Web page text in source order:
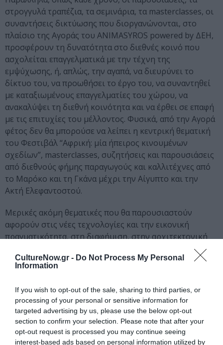
CultureNow.gr - Do Not Process My Personal
Information
If you wish to opt-out of the sale, sharing to third parties, or
processing of your personal or sensitive information for
targeted advertising by us, please use the below opt-out
section to confirm your selection. Please note that after your
opt-out request is processed you may continue seeing
interest-based ads based on personal information utilized by
στρογγυλά τραπέζια, τα σεμινάρια, τα masterclasses, οι
συναντήσεις δικτύωσης που διοργανώνονται, στο
πλαίσιο της Αγοράς του ANIMASYROS powered by ΔΕΗ,
προσφέρουν τη δυνατότητα στο διεθνές κοινό που
ασχολείται επαγγελματικά με την τέχνη της
εμψύχωσης, ή, απλώς, την αγαπά, να διευρύνει το
δίκτυο του, να προωθήσει το έργο του, να συναντηθεί
με καταξιωμένους επαγγελματίες του χώρου, να
ανακαλύψει τη διεθνή κοινότητα και να έρθει σε επαφή
με τις επιτυχίες του μέλλοντος. Φυσικά, από την Αγορά
φέτος δεν θα μπορούσε να λείπει η κεντρική θεματική
του Φεστιβάλ “Αφρική: μία ήπειρος κινουμένων
σχεδίων”, masterclasses, συζητήσεις και παρουσιάσεις
από διεθνούς φήμης παραγωγούς και καλλιτέχνες από
το Μαρόκο και τη Γκάνα μέχρι την Αίγυπτο και την
Ακτή Ελεφαντοστού.
Μερικές ακόμη θεματικές που θα παρουσιαστούν
αφορούν στις νέες τεχνολογίες και την εικονική
πραγματικότητα, στη διαφήμιση, στην αρχιτεκτονική
τεχνική του stop motion. Σημαντική ακόμη θα είναι
στην Αγορά και η παρουσία των θεσμικών σταθερών
Οπτικοακουστικών Μέσων & Επικοινωνίας (ΕΚΟΜΕ) και
το Ελληνικό Κέντρο Κινηματογράφου, το Enterprise
Greece, το Creative Europe και το Πανεπιστήμιο
Αιγαίου.